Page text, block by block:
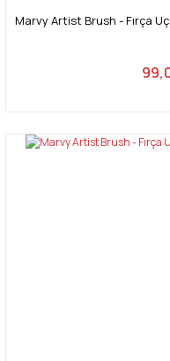
Marvy Artist Brush - Fırça